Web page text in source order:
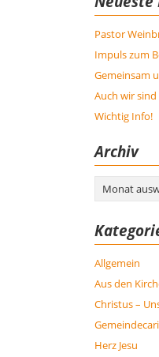
Pastor
Impuls zum
Gemeinsam
Auch wir
Wichtig Info!
Archiv
Archiv
Allgemein
Aus den
Christus –
Herz Jesu